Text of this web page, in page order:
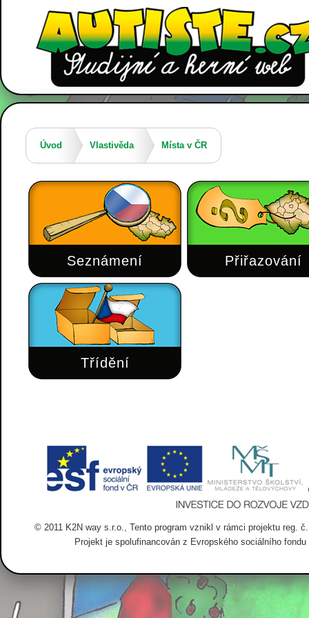
Úvod Vlastivěda Místa v ČR
Seznámení Přiřazování
Třídění
© 2011 K2N way s.r.o., Tento program vznikl v rámci projektu reg.
Projekt je spolufinancován z Evropského sociálního